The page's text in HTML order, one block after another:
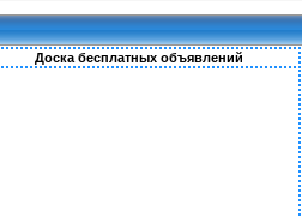
Доска бесплатных объявлений